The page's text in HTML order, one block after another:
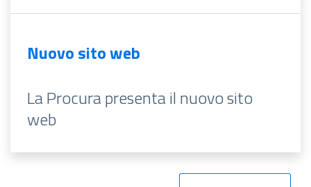
Nuovo sito web
La Procura presenta il nuovo sito
web